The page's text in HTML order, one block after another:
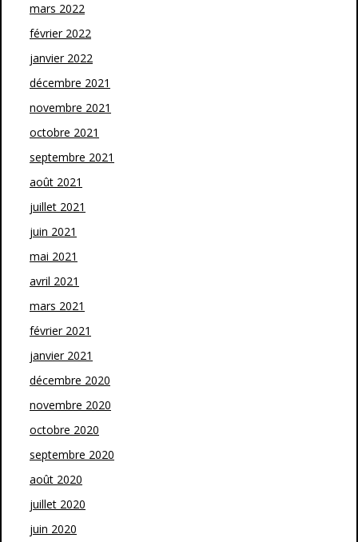
mars 2022
février 2022
janvier 2022
décembre 2021
novembre 2021
octobre 2021
septembre 2021
août 2021
juillet 2021
juin 2021
mai 2021
avril 2021
mars 2021
février 2021
janvier 2021
décembre 2020
novembre 2020
octobre 2020
septembre 2020
août 2020
juillet 2020
juin 2020